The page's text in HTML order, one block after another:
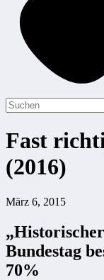
Fast
(2016)
März 6, 2015
Bundestag
70%